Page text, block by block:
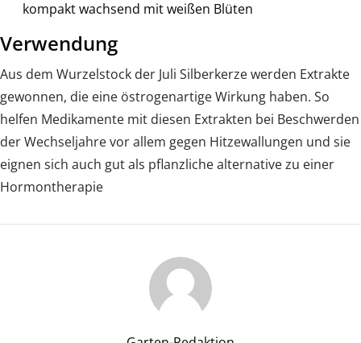
kompakt wachsend mit weißen Blüten
Verwendung
Aus dem Wurzelstock der Juli Silberkerze werden Extrakte
gewonnen, die eine östrogenartige Wirkung haben. So
helfen Medikamente mit diesen Extrakten bei Beschwerden
der Wechseljahre vor allem gegen Hitzewallungen und sie
eignen sich auch gut als pflanzliche alternative zu einer
Hormontherapie